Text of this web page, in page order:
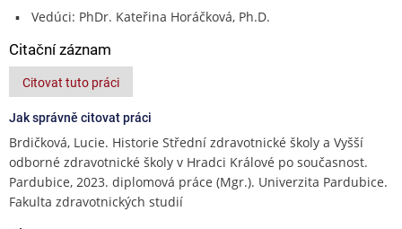
Vedúci: PhDr. Kateřina Horáčková, Ph.D.
Citační záznam
Citovat tuto práci
Jak správně citovat práci
Brdičková, Lucie. Historie Střední zdravotnické školy a Vyšší
odborné zdravotnické školy v Hradci Králové po současnost.
Pardubice, 2023. diplomová práce (Mgr.). Univerzita Pardubice.
Fakulta zdravotnických studií